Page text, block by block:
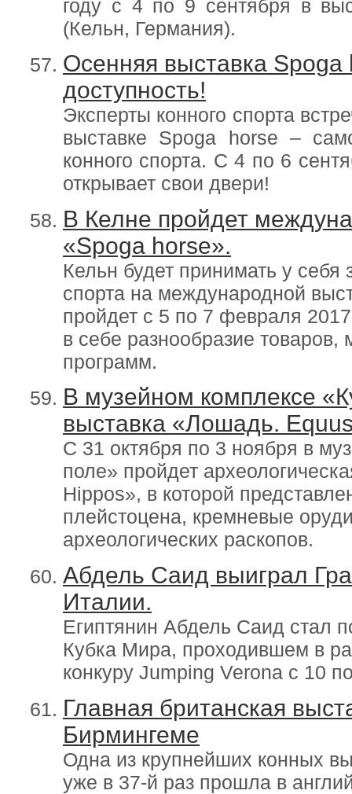
году с 4 по 9 сентября в
(Кельн, Германия).
Осенняя выставка
доступность!
Эксперты конного спорта
выставке Spoga horse –
конного спорта. С 4 по 6
открывает свои двери!
В Келне пройдет
«Spoga horse».
Кельн будет принимать у себя
спорта на международной
пройдет с 5 по 7 февраля
в себе разнообразие товаров,
программ.
В музейном комплексе
выставка «Лошадь.
С 31 октября по 3 ноября в
поле» пройдет
Hippos», в которой
плейстоцена, кремневые
археологических раскопов.
Абдель Саид выиграл
Италии.
Египтянин Абдель Саид стал
Кубка Мира, проходившем в
конкуру Jumping Verona с 10
Главная британская
Бирмингеме
Одна из крупнейших конных
уже в 37-й раз прошла в